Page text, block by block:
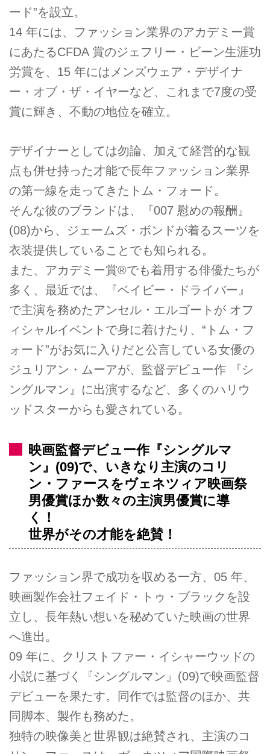
ード”を設立。
14 年には、ファッション業界のアカデミー賞
にあたるCFDA 賞のジェフリー・ビーン生涯功
労賞を、15 年にはメンズウェア・デザイナ
ー・オブ・ザ・イヤーなど、これまで7度の受
賞に輝き、不動の地位を確立。
デザイナーとしては勿論、加えて経営的な観
点も併せ持った才能で長年ファッション業界
の第一線を走ってきたトム・フォード。
そんな彼のブランドは、『007 慰めの報酬』
(08)から、ジェームズ・ボンドが着るスーツを
衣装提供していることでも知られる。
また、アカデミー賞®でも着用する俳優たちが
多く、最近では、『ベイビー・ドライバー』
で主演を務めたアンセル・エルゴートが オフ
ィシャルイベントで身に着けたり、“トム・フ
ォード”がお気に入りだと公言している女優の
ジュリアン・ムーアが、監督デビュー作 『シ
ングルマン』に出演するなど、多くのハリウ
ッドスターからも愛されている。
映画監督デビュー作『シングルマ
ン』(09)で、いきなり主演のコリ
ン・ファースをヴェネツィア映画祭
男優賞ほか数々の主演男優賞に導
く！
世界がその才能を絶賛！
ファッション界で成功を収める一方、05 年、
映画製作会社フェイド・トゥ・ブラックを設
立し、長年熱い想いを秘めていた映画の世界
へ進出。
09 年に、クリストファー・イシャーウッドの
小説に基づく『シングルマン』(09)で映画監督
デビューを果たす。同作では監督のほか、共
同脚本、製作も務めた。
独特の映像美と世界観は絶賛され、主演のコ